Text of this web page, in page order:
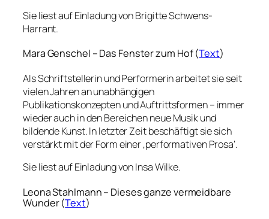
Sie liest auf Einladung von Brigitte Schwens-
Harrant.
Mara Genschel – Das Fenster zum Hof (Text)
Als Schriftstellerin und Performerin arbeitet sie seit
vielen Jahren an unabhängigen
Publikationskonzepten und Auftrittsformen – immer
wieder auch in den Bereichen neue Musik und
bildende Kunst. In letzter Zeit beschäftigt sie sich
verstärkt mit der Form einer ‚performativen Prosa‘.
Sie liest auf Einladung von Insa Wilke.
Leona Stahlmann – Dieses ganze vermeidbare
Wunder (Text)